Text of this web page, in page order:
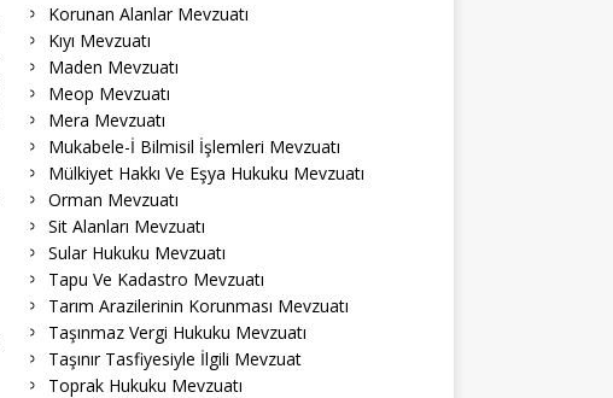
Korunan Alanlar Mevzuatı
Kıyı Mevzuatı
Maden Mevzuatı
Meop Mevzuatı
Mera Mevzuatı
Mukabele-İ Bilmisil İşlemleri Mevzuatı
Mülkiyet Hakkı Ve Eşya Hukuku Mevzuatı
Orman Mevzuatı
Sit Alanları Mevzuatı
Sular Hukuku Mevzuatı
Tapu Ve Kadastro Mevzuatı
Tarım Arazilerinin Korunması Mevzuatı
Taşınmaz Vergi Hukuku Mevzuatı
Taşınır Tasfiyesiyle İlgili Mevzuat
Toprak Hukuku Mevzuatı